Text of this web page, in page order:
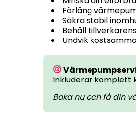
Förläng
Säkra stabil
Behåll
Undvik
Inkluderar komplett
Boka nu och få din